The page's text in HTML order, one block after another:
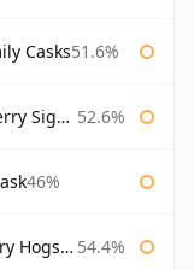
Casks51.6%
52.6%
46%
#1326 54.4%